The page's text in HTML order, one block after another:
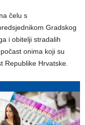
čelu s
Gradskog
i obitelji stradalih
onima koji su
Republike Hrvatske.